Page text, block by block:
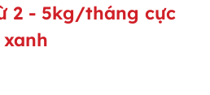
2 - 5kg/tháng cực